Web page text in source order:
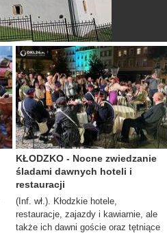
KŁODZKO - Nocne zwiedzanie
śladami dawnych hoteli i
restauracji
(Inf. wł.). Kłodzkie hotele,
restauracje, zajazdy i kawiarnie, ale
także ich dawni goście oraz tętniące